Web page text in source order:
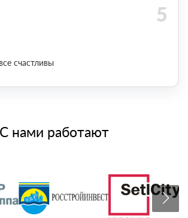
счастливы
С нами работают